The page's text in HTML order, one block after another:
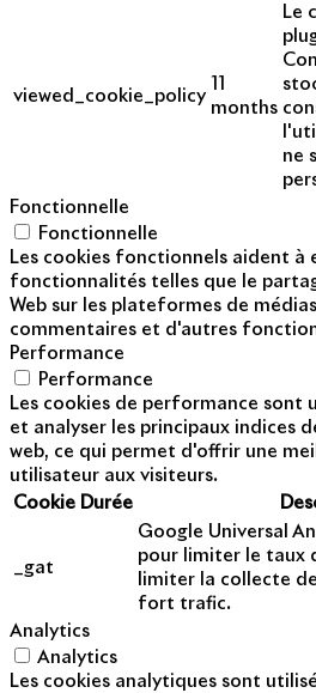
viewed_cookie_policy
months
Le
ne
Fonctionnelle
Fonctionnelle
Les cookies fonctionnels aident à
fonctionnalités telles que le
Web sur les plateformes de
commentaires et d'autres
Performance
Performance
Les cookies de performance sont
et analyser les principaux indices
web, ce qui permet d'offrir une
utilisateur aux visiteurs.
Cookie Durée
_gat
Google Universal
pour limiter le taux
limiter la collecte
fort trafic.
Analytics
Analytics
Les cookies analytiques sont